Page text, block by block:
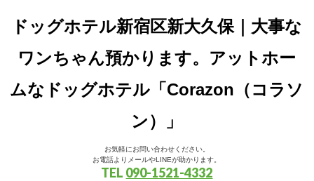
ドッグホテル新宿区新大久保｜大事な
ワンちゃん預かります。アットホー
ムなドッグホテル「Corazon（コラソ
ン）」
お気軽にお問い合わせください。
お電話よりメールやLINEが助かります。
TEL 090-1521-4332